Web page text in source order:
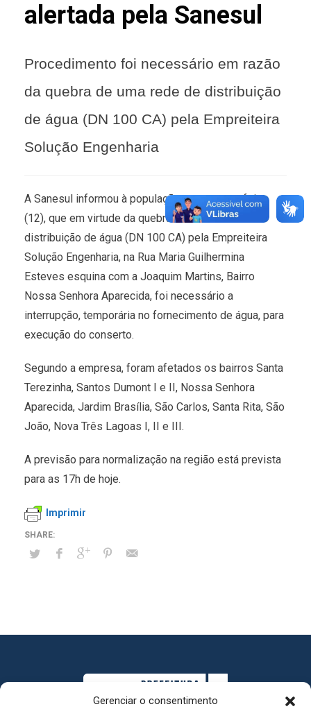
Gerenciar o consentimento
alertada pela Sanesul
Procedimento foi necessário em razão
da quebra de uma rede de distribuição
de água (DN 100 CA) pela Empreiteira
Solução Engenharia
A Sanesul informou à população, nesta terça-feira
(12), que em virtude da quebra de uma rede de
distribuição de água (DN 100 CA) pela Empreiteira
Solução Engenharia, na Rua Maria Guilhermina
Esteves esquina com a Joaquim Martins, Bairro
Nossa Senhora Aparecida, foi necessário a
interrupção, temporária no fornecimento de água, para
execução do conserto.
Segundo a empresa, foram afetados os bairros Santa
Terezinha, Santos Dumont I e II, Nossa Senhora
Aparecida, Jardim Brasília, São Carlos, Santa Rita, São
João, Nova Três Lagoas I, II e III.
A previsão para normalização na região está prevista
para as 17h de hoje.
Imprimir